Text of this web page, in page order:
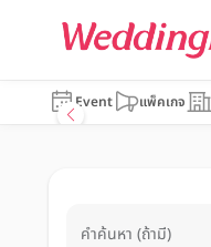
Event แพ็คเกจ
คำค้นหา (ถ้ามี)